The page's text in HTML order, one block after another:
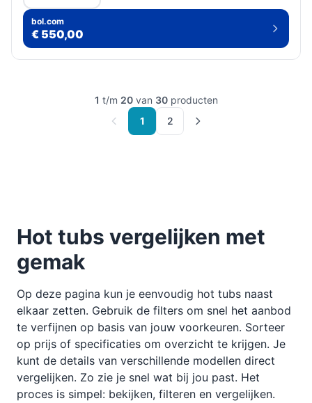
bol.com
€ 550,00
1 t/m 20van 30producten
1
2
Hot tubs vergelijken met
gemak
Op deze pagina kun je eenvoudig hot tubs naast
elkaar zetten. Gebruik de filters om snel het aanbod
te verfijnen op basis van jouw voorkeuren. Sorteer
op prijs of specificaties om overzicht te krijgen. Je
kunt de details van verschillende modellen direct
vergelijken. Zo zie je snel wat bij jou past. Het
proces is simpel: bekijken, filteren en vergelijken.